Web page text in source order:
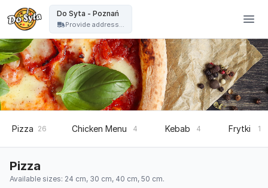
Do Syta - Poznań
Provide address...
Pizza 26 Chicken Menu 4 Kebab 4 Frytki 1
Pizza
Available sizes: 24 cm, 30 cm, 40 cm, 50 cm.